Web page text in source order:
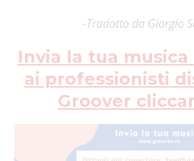
-Tradotto da Giorgio
Invia la tua
ai professionisti
Groover